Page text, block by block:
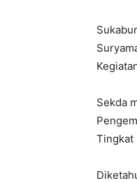
Sekda
Tingkat